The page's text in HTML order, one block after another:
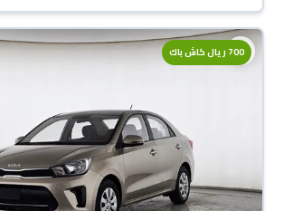
700 ريال كاش باك